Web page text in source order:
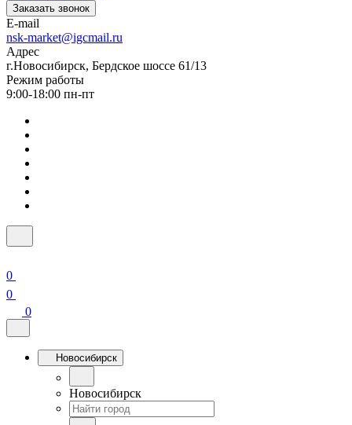
Заказать звонок
E-mail
nsk-market@igcmail.ru
Адрес
г.Новосибирск, Бердское шоссе 61/13
Режим работы
9:00-18:00 пн-пт
0
0
0
Новосибирск
Новосибирск